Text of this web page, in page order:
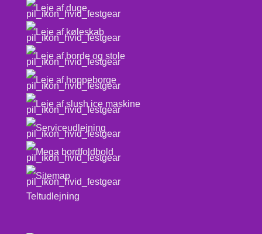
Leje af duge
Leje af køleskab
Leje af borde og stole
Leje af hoppeborge
Leje af slush ice maskine
Serviceudlejning
Mega bordfoldbold
Sitemap
Teltudlejning